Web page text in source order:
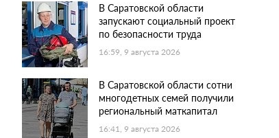
В Саратовской области
запускают социальный проект
по безопасности труда
16:59, 9 августа 2026
В Саратовской области сотни
многодетных семей получили
региональный маткапитал
16:41, 9 августа 2026